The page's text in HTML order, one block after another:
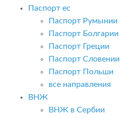
Паспорт ес
Паспорт Румынии
Паспорт Болгарии
Паспорт Греции
Паспорт Словении
Паспорт Польши
все направления
ВНЖ
ВНЖ в Сербии